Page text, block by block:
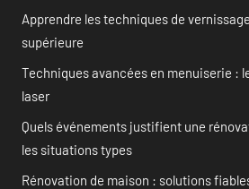
Apprendre les techniques de
supérieure
Techniques avancées en menuiserie :
laser
Quels événements justifient une
les situations types
Rénovation de maison : solutions